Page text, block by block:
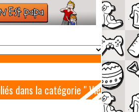
dans la catégorie " Vie